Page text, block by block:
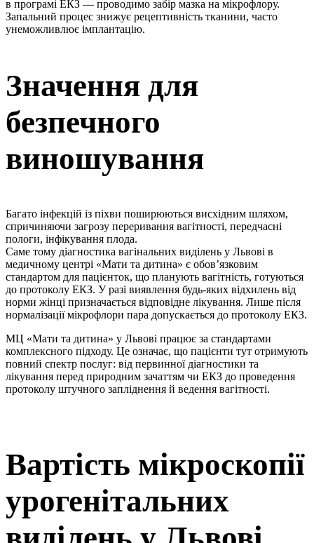
в програмі ЕКЗ — проводимо забір мазка на мікрофлору.
Запальний процес знижує рецептивність тканини, часто
унеможливлює імплантацію.
Значення для
безпечного
виношування
Багато інфекцій із піхви поширюються висхідним шляхом,
спричиняючи загрозу переривання вагітності, передчасні
пологи, інфікування плода.
Саме тому діагностика вагінальних виділень у Львові в
медичному центрі «Мати та дитина» є обов’язковим
стандартом для пацієнток, що планують вагітність, готуються
до протоколу ЕКЗ. У разі виявлення будь-яких відхилень від
норми жінці призначається відповідне лікування. Лише після
нормалізації мікрофлори пара допускається до протоколу ЕКЗ.
МЦ «Мати та дитина» у Львові працює за стандартами
комплексного підходу. Це означає, що пацієнти тут отримують
повний спектр послуг: від первинної діагностики та
лікування перед природним зачаттям чи ЕКЗ до проведення
протоколу штучного запліднення й ведення вагітності.
Вартість мікроскопії
урогенітальних